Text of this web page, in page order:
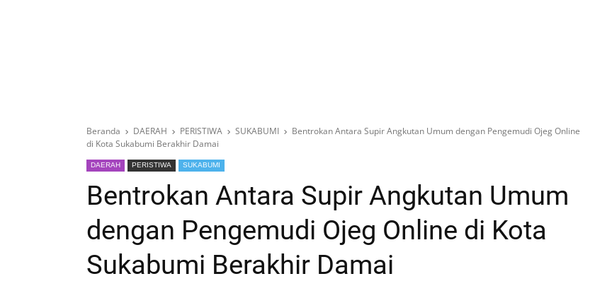
Beranda DAERAH PERISTIWA SUKABUMI
Bentrokan Antara Supir Angkutan Umum dengan Pengemudi Ojeg Online
di Kota Sukabumi Berakhir Damai
DAERAH PERISTIWA SUKABUMI
Bentrokan Antara Supir Angkutan Umum
dengan Pengemudi Ojeg Online di Kota
Sukabumi Berakhir Damai